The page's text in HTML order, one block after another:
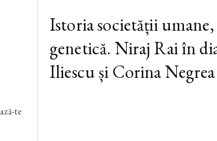
Istoria societății
genetică. Niraj Rai în
Iliescu și Corina Negrea
te